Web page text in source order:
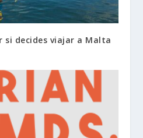
si decides viajar a Malta